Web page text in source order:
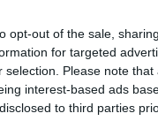
opt-out of the sale,
for targeted
selection. Please note
interest-based ads
to third parties
partite della
classifica. Tuttavia,
più alto rispetto ai